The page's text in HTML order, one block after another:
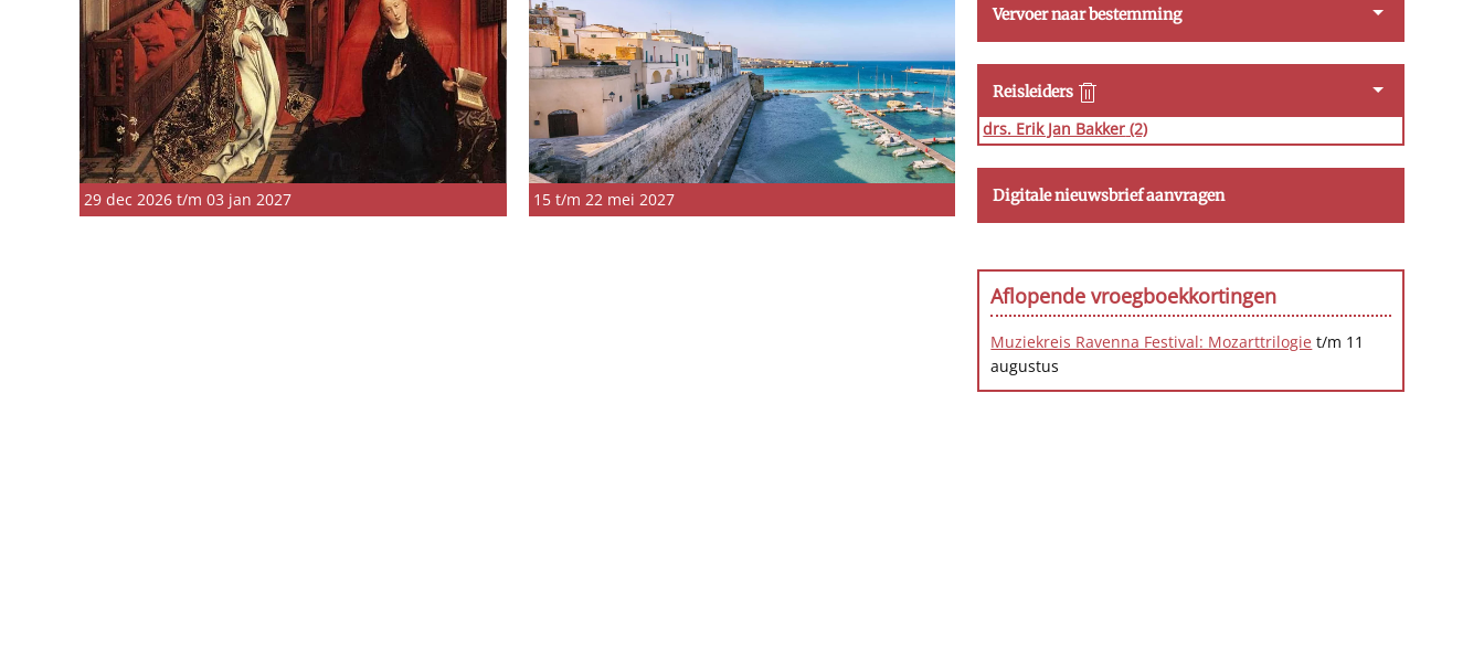
29 dec 2026 t/m 03 jan 2027 15 t/m 22 mei 2027
Vervoer naar bestemming
Reisleiders
drs. Erik Jan Bakker (2)
Digitale nieuwsbrief aanvragen
Aflopende vroegboekkortingen
Muziekreis Ravenna Festival: Mozarttrilogie t/m 11
augustus